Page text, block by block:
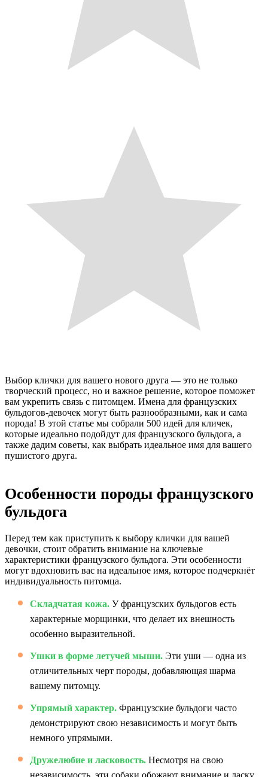
Выбор клички для вашего нового друга — это не только
творческий процесс, но и важное решение, которое поможет
вам укрепить связь с питомцем. Имена для французских
бульдогов-девочек могут быть разнообразными, как и сама
порода! В этой статье мы собрали 500 идей для кличек,
которые идеально подойдут для французского бульдога, а
также дадим советы, как выбрать идеальное имя для вашего
пушистого друга.
Особенности породы французского
бульдога
Перед тем как приступить к выбору клички для вашей
девочки, стоит обратить внимание на ключевые
характеристики французского бульдога. Эти особенности
могут вдохновить вас на идеальное имя, которое подчеркнёт
индивидуальность питомца.
Складчатая кожа. У французских бульдогов есть
характерные морщинки, что делает их внешность
особенно выразительной.
Ушки в форме летучей мыши. Эти уши — одна из
отличительных черт породы, добавляющая шарма
вашему питомцу.
Упрямый характер. Французские бульдоги часто
демонстрируют свою независимость и могут быть
немного упрямыми.
Дружелюбие и ласковость. Несмотря на свою
независимость, эти собаки обожают внимание и ласку.